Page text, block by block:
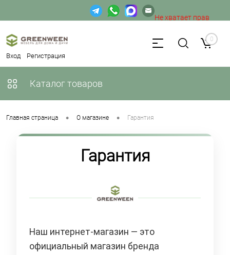
Вход Регистрация
Не хватает прав
доступа к веб-форме. 0
Каталог товаров
Главная страница • О магазине • Гарантия
Гарантия
Наш интернет-магазин — это
официальный магазин бренда